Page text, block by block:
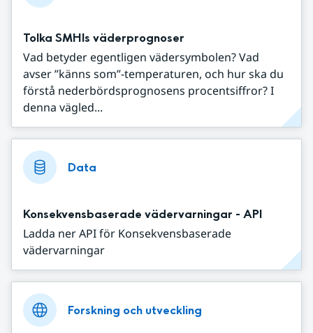
Tolka SMHIs väderprognoser
Vad betyder egentligen vädersymbolen? Vad
avser ”känns som”-temperaturen, och hur ska du
förstå nederbördsprognosens procentsiffror? I
denna vägled...
Data
Konsekvensbaserade vädervarningar - API
Ladda ner API för Konsekvensbaserade
vädervarningar
Forskning och utveckling